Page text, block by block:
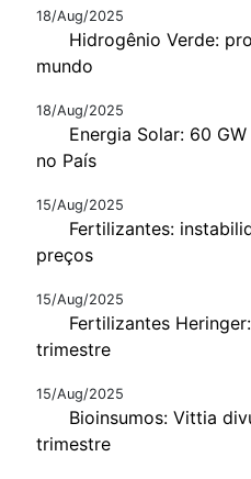
18/Aug/2025
Hidrogênio Verde:
mundo
18/Aug/2025
Energia Solar: 60
no País
15/Aug/2025
Fertilizantes:
preços
15/Aug/2025
Fertilizantes
trimestre
15/Aug/2025
Bioinsumos: Vittia
trimestre